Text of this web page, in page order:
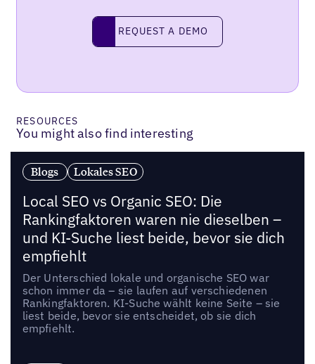
Request a demo
REQUEST A DEMO
RESOURCES
You might also find interesting
Blogs Lokales SEO
Local SEO vs Organic SEO: Die
Rankingfaktoren waren nie dieselben –
und KI-Suche liest beide, bevor sie dich
empfiehlt
Der Unterschied lokale und organische SEO war
schon immer da – sie laufen auf verschiedenen
Rankingfaktoren. KI-Suche wählt keine Seite – sie
liest beide, bevor sie entscheidet, ob sie dich
empfiehlt.